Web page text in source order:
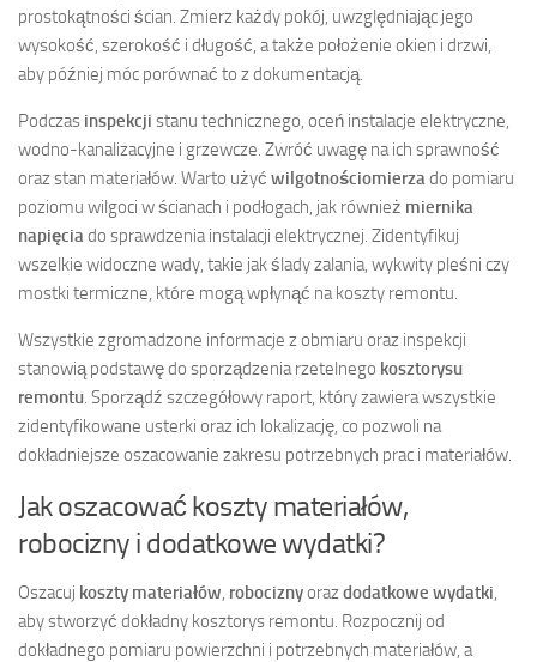
prostokątności ścian. Zmierz każdy pokój, uwzględniając jego
wysokość, szerokość i długość, a także położenie okien i drzwi,
aby później móc porównać to z dokumentacją.
Podczas inspekcji stanu technicznego, oceń instalacje elektryczne,
wodno-kanalizacyjne i grzewcze. Zwróć uwagę na ich sprawność
oraz stan materiałów. Warto użyć wilgotnościomierza do pomiaru
poziomu wilgoci w ścianach i podłogach, jak również miernika
napięcia do sprawdzenia instalacji elektrycznej. Zidentyfikuj
wszelkie widoczne wady, takie jak ślady zalania, wykwity pleśni czy
mostki termiczne, które mogą wpłynąć na koszty remontu.
Wszystkie zgromadzone informacje z obmiaru oraz inspekcji
stanowią podstawę do sporządzenia rzetelnego kosztorysu
remontu . Sporządź szczegółowy raport, który zawiera wszystkie
zidentyfikowane usterki oraz ich lokalizację, co pozwoli na
dokładniejsze oszacowanie zakresu potrzebnych prac i materiałów.
Jak oszacować koszty materiałów,
robocizny i dodatkowe wydatki?
Oszacuj koszty materiałów robociznyorazdodatkowe wydatki
aby stworzyć dokładny kosztorys remontu. Rozpocznij od
dokładnego pomiaru powierzchni i potrzebnych materiałów, a